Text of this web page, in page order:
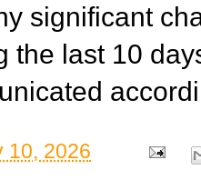
significant
the last 10
10, 2026